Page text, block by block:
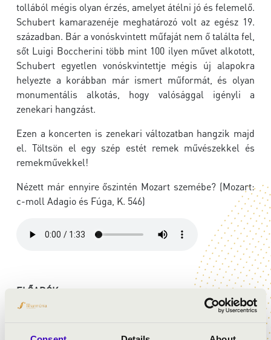
tollából mégis olyan érzés, amelyet átélni jó és felemelő.
Schubert kamarazenéje meghatározó volt az egész 19.
században. Bár a vonóskvintett műfaját nem ő találta fel,
sőt Luigi Boccherini több mint 100 ilyen művet alkotott,
Schubert egyetlen vonóskvintettje mégis új alapokra
helyezte a korábban már ismert műformát, és olyan
monumentális alkotás, hogy valósággal igényli a
zenekari hangzást.
Ezen a koncerten is zenekari változatban hangzik majd
el. Töltsön el egy szép estét remek művészekkel és
remekművekkel!
Nézett már ennyire őszintén Mozart szemébe? (Mozart:
c-moll Adagio és Fúga, K. 546)
ELŐADÓK:
Elisabeth Leonskaja
- zongora